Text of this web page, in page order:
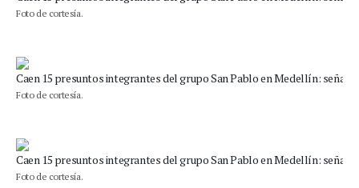
Foto de cortesía.
Foto de cortesía.
Foto de cortesía.